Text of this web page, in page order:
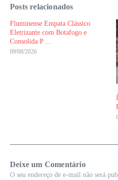
Posts relacionados
Fluminense Empata Clássico
Eletrizante com Botafogo e
Consolida P ...
09/08/2026
Deixe um Comentário
O seu endereço de e-mail não será